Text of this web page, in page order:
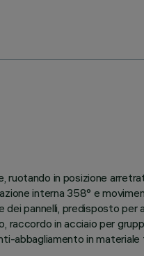
ruotando in posizione
interna 358° e
pannelli, predisposto per
raccordo in acciaio per
abbagliamento in